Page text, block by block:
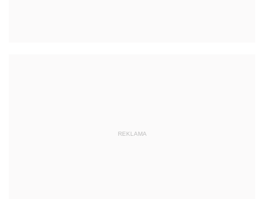
REKLAMA